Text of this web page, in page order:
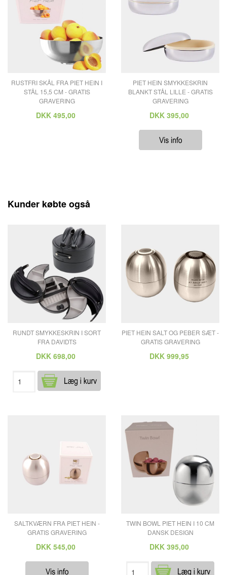
RUSTFRI SKÅL FRA PIET HEIN I
STÅL 15,5 CM - GRATIS
GRAVERING
DKK 495,00
PIET HEIN SMYKKESKRIN
BLANKT STÅL LILLE - GRATIS
GRAVERING
DKK 395,00
Kunder købte også
RUNDT SMYKKESKRIN I SORT
FRA DAVIDTS
DKK 698,00
PIET HEIN SALT OG PEBER SÆT -
GRATIS GRAVERING
DKK 999,95
SALTKVÆRN FRA PIET HEIN -
GRATIS GRAVERING
DKK 545,00
TWIN BOWL PIET HEIN I 10 CM
DANSK DESIGN
DKK 395,00